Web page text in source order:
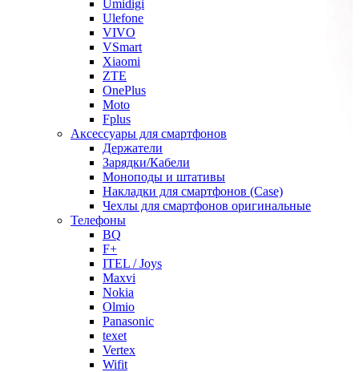
Umidigi
Ulefone
VIVO
VSmart
Xiaomi
ZTE
OnePlus
Moto
Fplus
Аксессуары для смартфонов
Держатели
Зарядки/Кабели
Моноподы и штативы
Накладки для смартфонов (Case)
Чехлы для смартфонов оригинальные
Телефоны
BQ
F+
ITEL / Joys
Maxvi
Nokia
Olmio
Panasonic
texet
Vertex
Wifit